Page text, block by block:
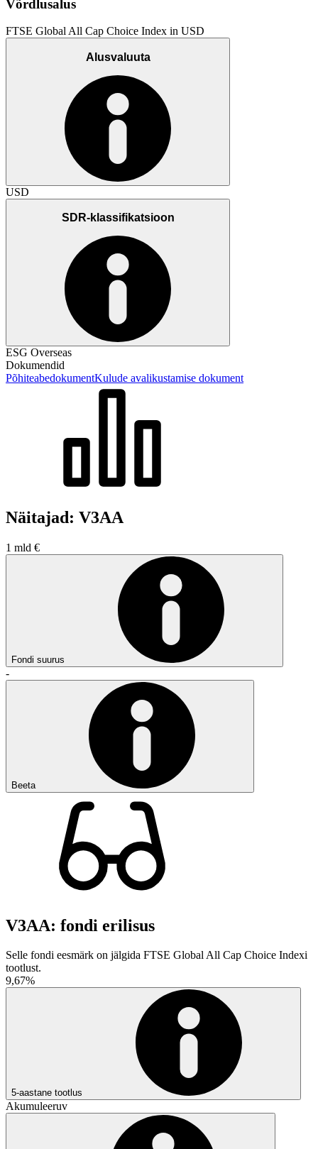
Võrdlusalus
FTSE Global All Cap Choice Index in USD
Alusvaluuta
USD
SDR-klassifikatsioon
ESG Overseas
Dokumendid
PõhiteabedokumentKulude avalikustamise dokument
Näitajad: V3AA
1 mld €
Fondi suurus
-
Beeta
V3AA: fondi erilisus
Selle fondi eesmärk on jälgida FTSE Global All Cap Choice Indexi
tootlust.
9,67%
5-aastane tootlus
Akumuleeruv